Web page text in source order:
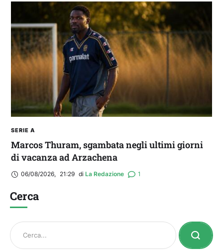
SERIE A
Marcos Thuram, sgambata negli ultimi giorni
di vacanza ad Arzachena
06/08/2026, 21:29 di La Redazione 1
Cerca